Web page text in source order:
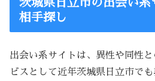
茨城県日立市の出会い系
相手探し
出会い系サイトは、異性や同性
ビスとして近年茨城県日立市で